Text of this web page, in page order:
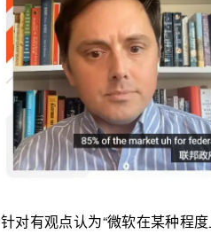
针对有观点认为“微软在某种程